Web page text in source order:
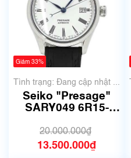
Giảm 33%
Tình trạng: Đang cập nhật ...
Seiko "Presage"
SARY049 6R15-
20.000.000₫
13.500.000₫